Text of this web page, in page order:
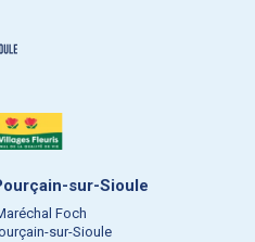
sur-Sioule
Foch
sur-Sioule